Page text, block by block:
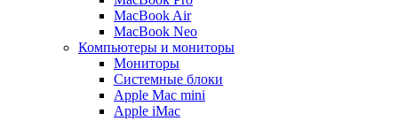
MacBook Air
MacBook Neo
Компьютеры и мониторы
Мониторы
Системные блоки
Apple Mac mini
Apple iMac